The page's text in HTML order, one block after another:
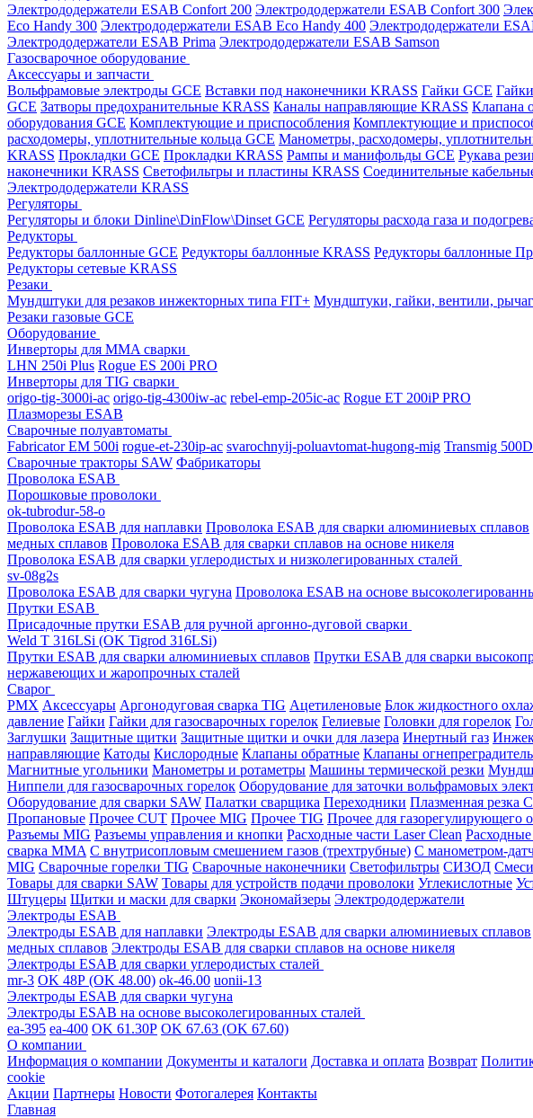
Электрододержатели ESAB Confort 200 Электрододержатели ESAB Confort 300
Eco Handy 300 Электрододержатели ESAB Eco Handy 400 Электрододержатели
Электрододержатели ESAB Prima Электрододержатели ESAB Samson
Газосварочное оборудование
Аксессуары и запчасти
Вольфрамовые электроды GCE Вставки под наконечники KRASS Гайки GCE
GCE Затворы предохранительные KRASS Каналы направляющие KRASS Клапана
оборудования GCE Комплектующие и приспособления Комплектующие и
расходомеры, уплотнительные кольца GCE Манометры, расходомеры,
KRASS Прокладки GCE Прокладки KRASS Рампы и манифольды GCE Рукава
наконечники KRASS Светофильтры и пластины KRASS Соединительные
Электрододержатели KRASS
Регуляторы
Регуляторы и блоки Dinline\DinFlow\Dinset GCE Регуляторы расхода газа и
Редукторы
Редукторы баллонные GCE Редукторы баллонные KRASS Редукторы баллонные
Редукторы сетевые KRASS
Резаки
Мундштуки для резаков инжекторных типа FIT+ Мундштуки, гайки, вентили,
Резаки газовые GCE
Оборудование
Инверторы для MMA сварки
LHN 250i Plus Rogue ES 200i PRO
Инверторы для TIG сварки
origo-tig-3000i-ac origo-tig-4300iw-ac rebel-emp-205ic-ac Rogue ET 200iP PRO
Плазморезы ESAB
Сварочные полуавтоматы
Fabricator EM 500i rogue-et-230ip-ac svarochnyij-poluavtomat-hugong-mig Transmig
Сварочные тракторы SAW Фабрикаторы
Проволока ESAB
Порошковые проволоки
ok-tubrodur-58-o
Проволока ESAB для наплавки Проволока ESAB для сварки алюминиевых сплавов
медных сплавов Проволока ESAB для сварки сплавов на основе никеля
Проволока ESAB для сварки углеродистых и низколегированных сталей
sv-08g2s
Проволока ESAB для сварки чугуна Проволока ESAB на основе
Прутки ESAB
Присадочные прутки ESAB для ручной аргонно-дуговой сварки
Weld T 316LSi (OK Tigrod 316LSi)
Прутки ESAB для сварки алюминиевых сплавов Прутки ESAB для сварки
нержавеющих и жаропрочных сталей
Сварог
PMX Аксессуары Аргонодуговая сварка TIG Ацетиленовые Блок жидкостного
давление Гайки Гайки для газосварочных горелок Гелиевые Головки для горелок
Заглушки Защитные щитки Защитные щитки и очки для лазера Инертный газ
направляющие Катоды Кислородные Клапаны обратные Клапаны
Магнитные угольники Манометры и ротаметры Машины термической резки
Ниппели для газосварочных горелок Оборудование для заточки вольфрамовых
Оборудование для сварки SAW Палатки сварщика Переходники Плазменная резка
Пропановые Прочее CUT Прочее MIG Прочее TIG Прочее для газорегулирующего
Разъемы MIG Разъемы управления и кнопки Расходные части Laser Clean
сварка MMA С внутрисопловым смешением газов (трехтрубные) С манометром-
MIG Сварочные горелки TIG Сварочные наконечники Светофильтры СИЗОД
Товары для сварки SAW Товары для устройств подачи проволоки Углекислотные
Штуцеры Щитки и маски для сварки Экономайзеры Электрододержатели
Электроды ESAB
Электроды ESAB для наплавки Электроды ESAB для сварки алюминиевых сплавов
медных сплавов Электроды ESAB для сварки сплавов на основе никеля
Электроды ESAB для сварки углеродистых сталей
mr-3 OK 48Р (OK 48.00) ok-46.00 uonii-13
Электроды ESAB для сварки чугуна
Электроды ESAB на основе высоколегированных сталей
ea-395 ea-400 OK 61.30Р OK 67.63 (OK 67.60)
О компании
Информация о компании Документы и каталоги Доставка и оплата Возврат
cookie
Акции Партнеры Новости Фотогалерея Контакты
Главная